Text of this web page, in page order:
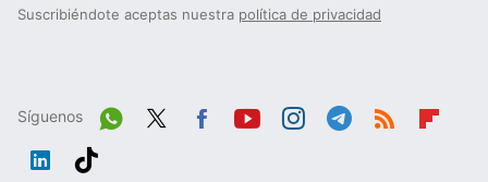
Suscribiéndote aceptas nuestra política de privacidad
Síguenos
Wh